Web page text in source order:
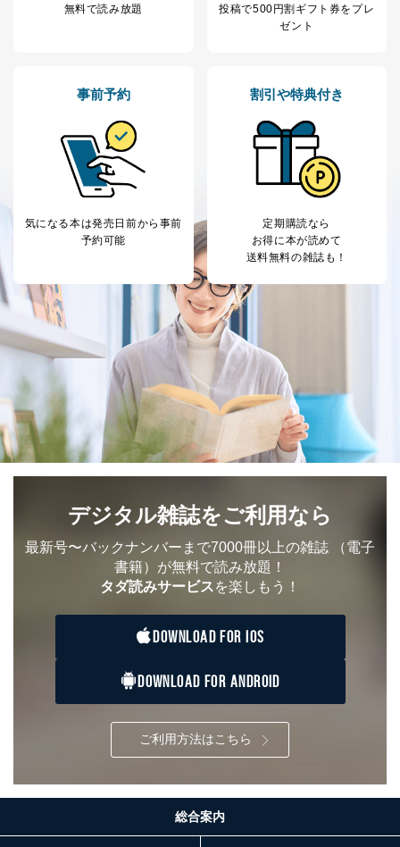
無料で読み放題
投稿で500円割ギフト券をプレ
ゼント
事前予約
気になる本は発売日前から事前
予約可能
割引や特典付き
定期購読なら
お得に本が読めて
送料無料の雑誌も！
デジタル雑誌をご利用なら
最新号〜バックナンバーまで7000冊以上の雑誌 （電子
書籍）が無料で読み放題！
タダ読みサービスを楽しもう！
DOWNLOAD FOR IOS
DOWNLOAD FOR ANDROID
ご利用方法はこちら
総合案内